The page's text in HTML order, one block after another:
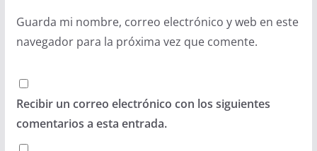
Guarda mi nombre, correo electrónico y web en este
navegador para la próxima vez que comente.
Recibir un correo electrónico con los siguientes
comentarios a esta entrada.